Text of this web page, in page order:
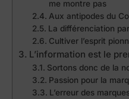
me montre pas
Aux antipodes du
La différenciation
Cultiver l’esprit
L’information est le
Sortons donc de la
Passion pour la
L’erreur des